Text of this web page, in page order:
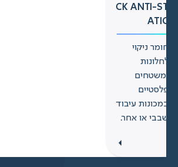
CK ANTI-
ניקוי
עיבוד
או אחר.